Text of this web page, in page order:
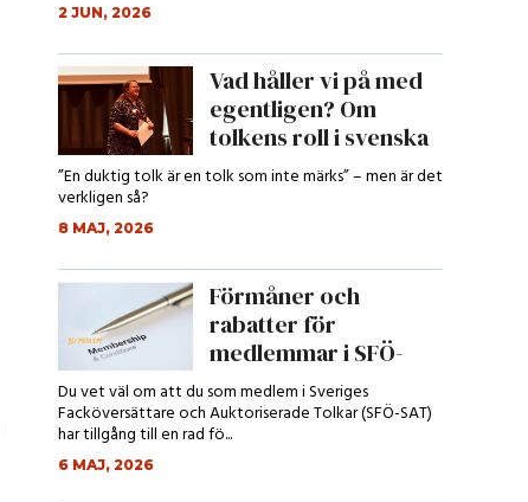
2 JUN, 2026
Vad håller vi på med
egentligen? Om
tolkens roll i svenska
r...
”En duktig tolk är en tolk som inte märks” – men är det
verkligen så?
8 MAJ, 2026
Förmåner och
rabatter för
medlemmar i SFÖ-
SAT
Du vet väl om att du som medlem i Sveriges
Facköversättare och Auktoriserade Tolkar (SFÖ-SAT)
har tillgång till en rad fö...
6 MAJ, 2026